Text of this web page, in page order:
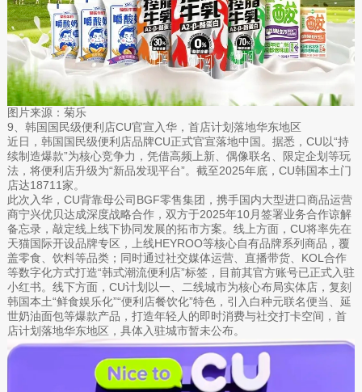
图片来源：菊乐
9、韩国国民级便利店CU官宣入华，首店计划落地华东地区
近日，韩国国民级便利店品牌CU正式官宣落地中国。据悉，CU以“持
续制造爆款”为核心竞争力，凭借高频上新、偶像联名、限定企划等玩
法，将便利店升级为“新品发现平台”。截至2025年底，CU韩国本土门
店达18711家。
此次入华，CU背靠母公司BGF零售集团，携手国内大型进口商品运营
商宁兴优贝达成深度战略合作，双方于2025年10月签署业务合作谅解
备忘录，敲定线上线下协同发展的拓市方案。线上方面，CU将率先在
天猫国际开设品牌专区，上线HEYROO等核心自有品牌系列商品，覆
盖零食、饮料等品类；同时通过社交媒体运营、直播带货、KOL合作
等数字化方式打造“韩式潮流便利店”标签，目前其官方账号已正式入驻
小红书。线下方面，CU计划以一、二线城市为核心布局实体店，复刻
韩国本土“鲜食娱乐化”“便利店餐饮化”特色，引入白种元联名便当、延
世奶油面包等爆款产品，打造年轻人的即时消费与社交打卡空间，首
店计划落地华东地区，具体入驻城市暂未公布。